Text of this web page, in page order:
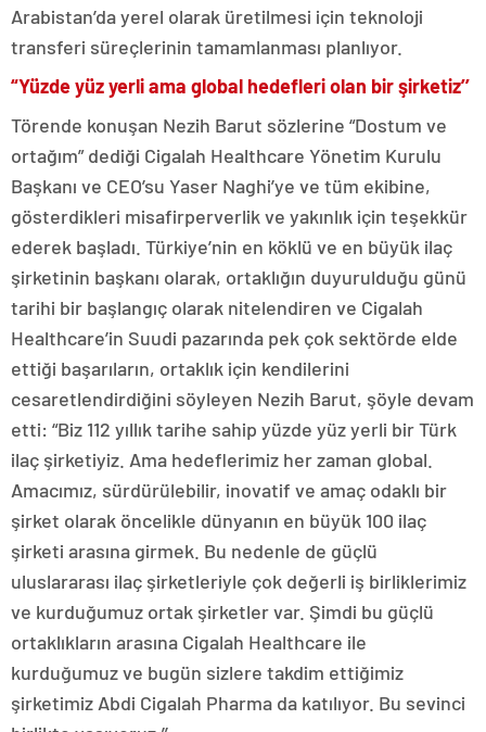
Arabistan’da yerel olarak üretilmesi için teknoloji
transferi süreçlerinin tamamlanması planlıyor.
“Yüzde yüz yerli ama global hedefleri olan bir şirketiz’’
Törende konuşan Nezih Barut sözlerine “Dostum ve
ortağım” dediği Cigalah Healthcare Yönetim Kurulu
Başkanı ve CEO’su Yaser Naghi’ye ve tüm ekibine,
gösterdikleri misafirperverlik ve yakınlık için teşekkür
ederek başladı. Türkiye’nin en köklü ve en büyük ilaç
şirketinin başkanı olarak, ortaklığın duyurulduğu günü
tarihi bir başlangıç olarak nitelendiren ve Cigalah
Healthcare’in Suudi pazarında pek çok sektörde elde
ettiği başarıların, ortaklık için kendilerini
cesaretlendirdiğini söyleyen Nezih Barut, şöyle devam
etti: “Biz 112 yıllık tarihe sahip yüzde yüz yerli bir Türk
ilaç şirketiyiz. Ama hedeflerimiz her zaman global.
Amacımız, sürdürülebilir, inovatif ve amaç odaklı bir
şirket olarak öncelikle dünyanın en büyük 100 ilaç
şirketi arasına girmek. Bu nedenle de güçlü
uluslararası ilaç şirketleriyle çok değerli iş birliklerimiz
ve kurduğumuz ortak şirketler var. Şimdi bu güçlü
ortaklıkların arasına Cigalah Healthcare ile
kurduğumuz ve bugün sizlere takdim ettiğimiz
şirketimiz Abdi Cigalah Pharma da katılıyor. Bu sevinci